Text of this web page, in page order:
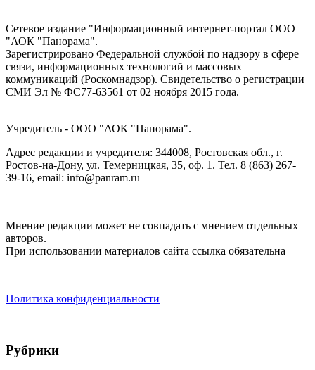
Сетевое издание "Информационный интернет-портал ООО
"АОК "Панорама".
Зарегистрировано Федеральной службой по надзору в сфере
связи, информационных технологий и массовых
коммуникаций (Роскомнадзор). Cвидетельство о регистрации
СМИ Эл № ФС77-63561 от 02 ноября 2015 года.
Учредитель - ООО "АОК "Панорама".
Адрес редакции и учредителя: 344008, Ростовская обл., г.
Ростов-на-Дону, ул. Темерницкая, 35, оф. 1. Тел. 8 (863) 267-
39-16, email: info@panram.ru
Мнение редакции может не совпадать с мнением отдельных
авторов.
При использовании материалов сайта ссылка обязательна
Политика конфиденциальности
Рубрики